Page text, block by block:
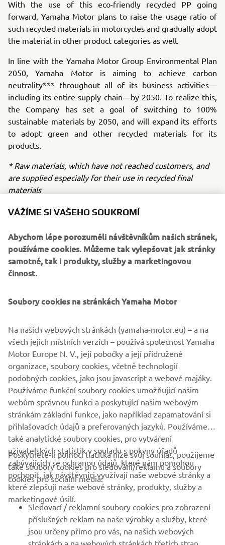
With the use of this eco-friendly recycled PP going
forward, Yamaha Motor plans to raise the usage ratio of
such recycled materials in motorcycles and gradually adopt
the material in other product categories as well.
In line with the Yamaha Motor Group Environmental Plan
2050, Yamaha Motor is aiming to achieve carbon
neutrality*** throughout all of its business activities—
including its entire supply chain—by 2050. To realize this,
the Company has set a goal of switching to 100%
sustainable materials by 2050, and will expand its efforts
to adopt green and other recycled materials for its
products.
* Raw materials, which have not reached customers, and
are supplied especially for their use in recycled final
materials
** Intermediary materials produced during resin synthesis
*** Emissions as a direct result of business activities
(Scope 1 and 2) and emissions outside of these (Scope 3)
FIREMNÍ
B2B
VÍCE YAMAHA
VÁŽÍME SI VAŠEHO SOUKROMÍ
Abychom lépe porozuměli návštěvníkům našich stránek,
používáme cookies. Můžeme tak vylepšovat jak stránky
samotné, tak i produkty, služby a marketingovou
činnost.
Soubory cookies na stránkách Yamaha Motor
Na našich webových stránkách (yamaha-motor.eu) – a na
všech jejich místních verzích – používá společnost Yamaha
Motor Europe N. V., její pobočky a její přidružené
organizace, soubory cookies, včetně technologií
podobných cookies, jako jsou javascript a webové majáky.
Používáme funkční soubory cookies umožňující našim
webům správnou funkci a poskytující našim webovým
stránkám základní funkce, jako například zapamatování si
přihlašovacích údajů a preferovaných jazyků. Používáme
také analytické soubory cookies, pro vytváření
uživatelských statistik v souladu s pokyny úřadů
zabývajících se ochranou údajů, které nám pomohou
pochopit, jak návštěvníci využívají naše webové stránky a
které zlepšují naše webové stránky, produkty, služby a
marketingové úsilí.
Poskytnete-li pomocí tlačítka níže svůj souhlas, použijeme
také soubory cookies pro sledování/reklamu a soubory
cookies pro sociální média:
Sledovací / reklamní soubory cookies pro zobrazení
příslušných reklam na naše výrobky a služby, které
jsou určeny přímo pro vás, na našich webových
stránkách a na webových stránkách třetích stran,